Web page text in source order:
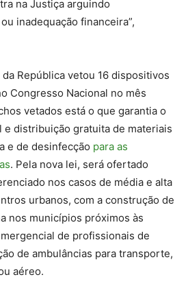
na Justiça arguindo
inadequação financeira”,
República vetou 16 dispositivos
Congresso Nacional no mês
vetados está o que garantia o
e distribuição gratuita de materiais
e de desinfecção para as
. Pela nova lei, será ofertado
nos casos de média e alta
urbanos, com a construção de
nos municípios próximos às
de profissionais de
de ambulâncias para transporte,
aéreo.